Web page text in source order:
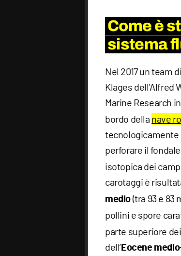
Come è
sistema
Nel 2017 un team
Klages dell'Alfred
Marine Research
bordo della nave
tecnologicamente
perforare il
isotopica dei
carotaggi è
medio (tra 93 e 83
pollini e spore
parte superiore
dell’ Eocene